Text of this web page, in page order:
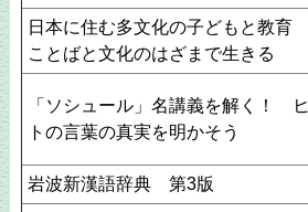
日本に住む多文化の子どもと教育
ことばと文化のはざまで生きる
「ソシュール」名講義を解く！ ヒ
トの言葉の真実を明かそう
岩波新漢語辞典 第3版